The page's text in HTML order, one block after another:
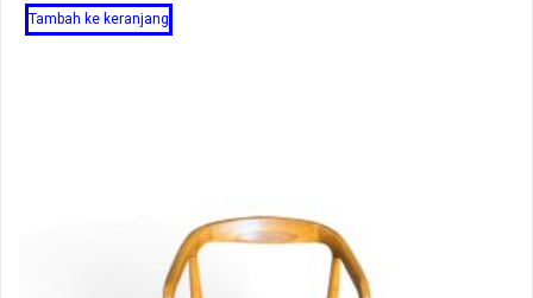
Tambah ke keranjang